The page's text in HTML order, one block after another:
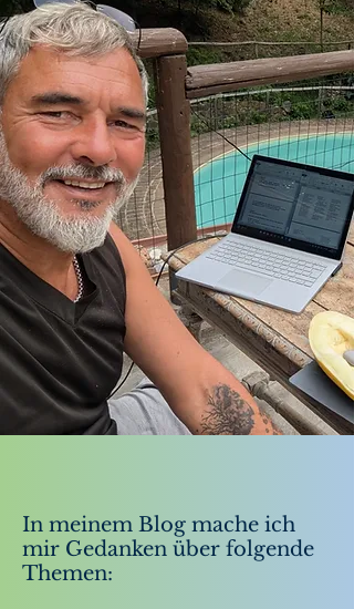
In meinem Blog mache ich
mir Gedanken über folgende
Themen: